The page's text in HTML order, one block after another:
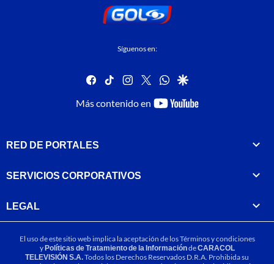
Síguenos en:
facebook
tiktok instagram
twitterwhatsapp
google
Más contenido en
youtube-
RED DE PORTALES
SERVICIOS CORPORATIVOS
LEGAL
El uso de este sitio web implica la aceptación de losTérminos y condiciones
yPolíticas de Tratamiento de la InformacióndeCARACOL
TELEVISIÓN S.A.Todos los Derechos Reservados D.R.A. Prohibida su